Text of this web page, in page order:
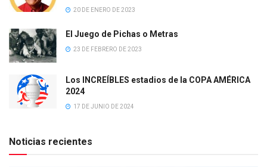
20 DE ENERO DE 2023
El Juego de Pichas o Metras
23 DE FEBRERO DE 2023
Los INCREÍBLES estadios de la COPA AMÉRICA
2024
17 DE JUNIO DE 2024
Noticias recientes